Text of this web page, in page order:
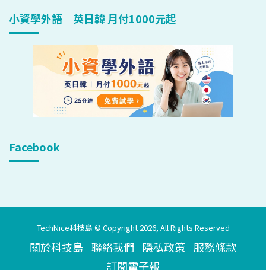
小資學外語｜英日韓 月付1000元起
Facebook
TechNice科技島 © Copyright 2026, All Rights Reserved
關於科技島 聯絡我們 隱私政策 服務條款
訂閱電子報